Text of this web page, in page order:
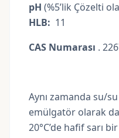
pH (%5’lik Çözelti
HLB: 11
CAS Numarası .
Aynı zamanda su/
emülgatör olarak
20°C’de hafif sarı bir